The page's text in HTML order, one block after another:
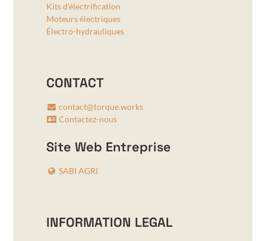
Kits d'électrification
Moteurs électriques
Électro-hydrauliques
CONTACT
contact@torque.works
Contactez-nous
Site Web Entreprise
SABI AGRI
INFORMATION LEGAL